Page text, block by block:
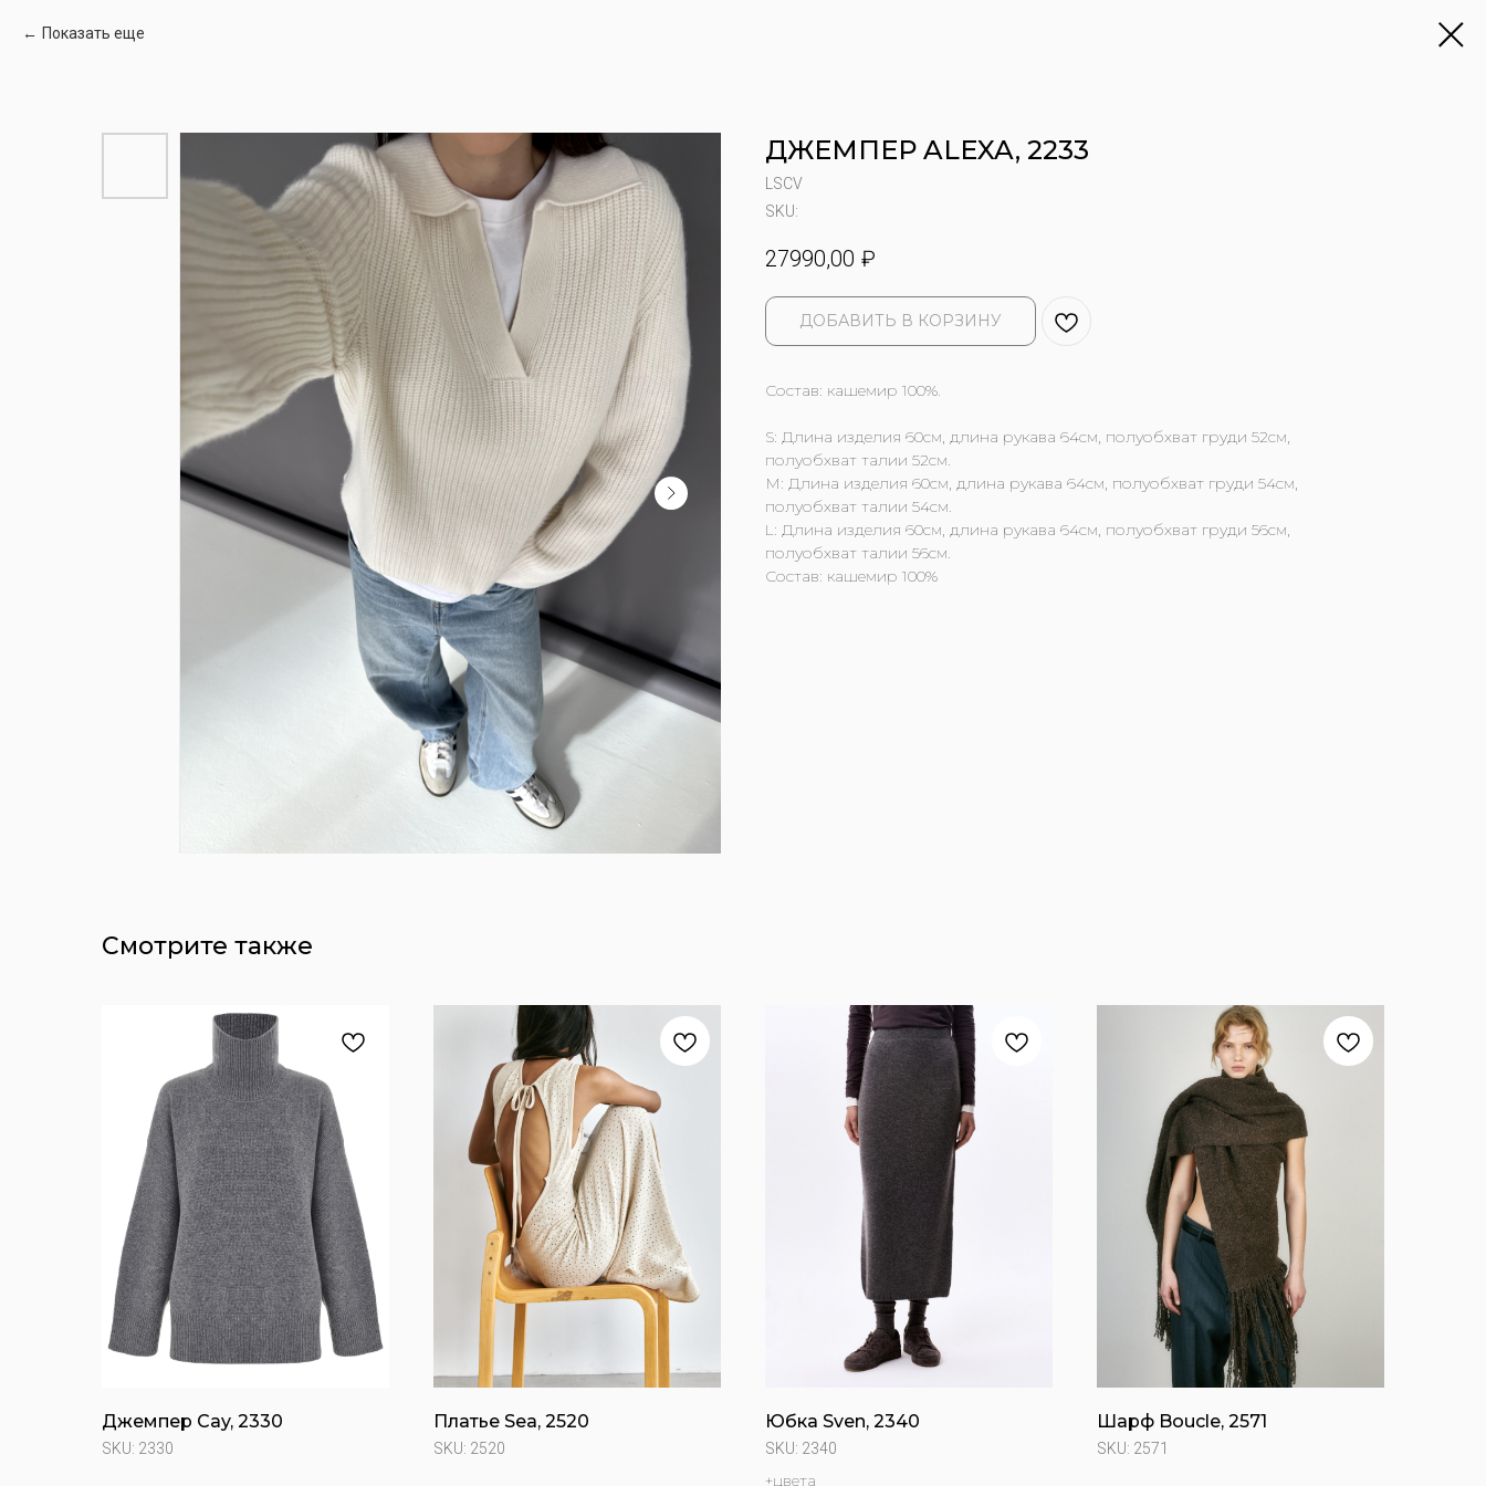
Показать еще
ДЖЕМПЕР ALEXA, 2233
LSCV
SKU:
27990,00 ₽
ДОБАВИТЬ В КОРЗИНУ
Состав: кашемир 100%.
S: Длина изделия 60см, длина рукава 64см, полуобхват груди 52см,
полуобхват талии 52см.
М: Длина изделия 60см, длина рукава 64см, полуобхват груди 54см,
полуобхват талии 54см.
L: Длина изделия 60см, длина рукава 64см, полуобхват груди 56см,
полуобхват талии 56см.
Состав: кашемир 100%
Смотрите также
Джемпер Cay, 2330
SKU: 2330
Платье Sea, 2520
SKU: 2520
Юбка Sven, 2340
SKU: 2340
+цвета
Шарф Boucle, 2571
SKU: 2571